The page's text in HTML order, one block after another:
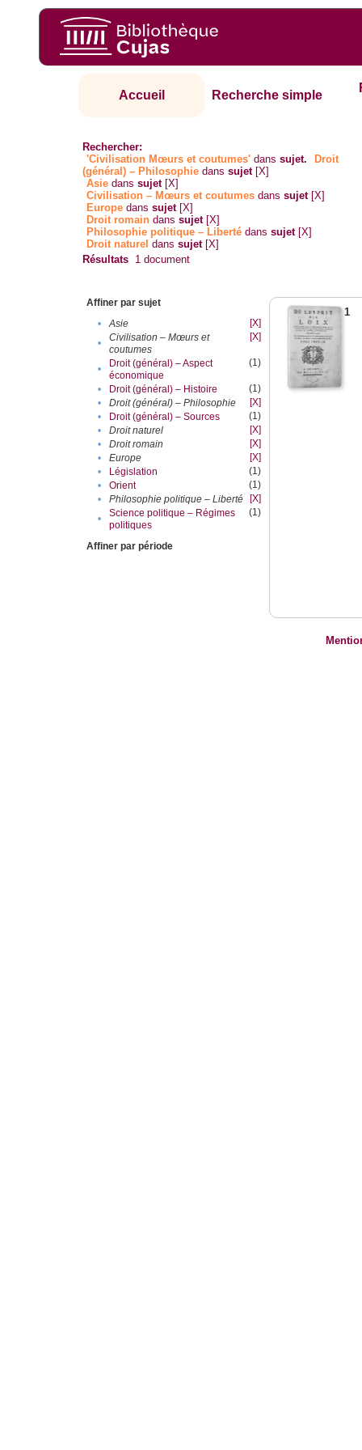
Accueil Recherche simple
Rechercher:
'Civilisation Mœurs et coutumes' danssujet.
Droit
(général) – Philosophie danssujet [X]
Asie danssujet [X]
Civilisation – Mœurs et coutumes danssujet [X]
Europe danssujet [X]
Droit romain danssujet [X]
Philosophie politique – Liberté danssujet [X]
Droit naturel danssujet [X]
Résultats 1 document
Affiner par sujet
•
Asie
[X]
•
Civilisation – Mœurs et
coutumes
[X]
•
Droit (général) – Aspect
économique
(1)
• Droit (général) – Histoire
(1)
•
Droit (général) – Philosophie
[X]
•
Droit (général) – Sources
(1)
•
Droit naturel
[X]
•
Droit romain
[X]
•
Europe
[X]
•
Législation
(1)
•
Orient
(1)
•
Philosophie politique – Liberté
[X]
•
Science politique – Régimes
politiques
(1)
Affiner par période
1